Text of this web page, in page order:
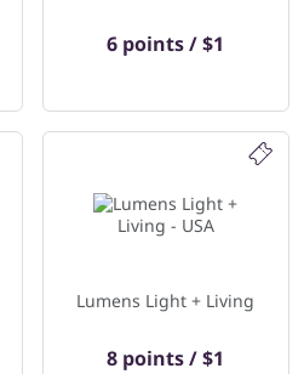
6 points / $1
Lumens Light + Living
8 points / $1